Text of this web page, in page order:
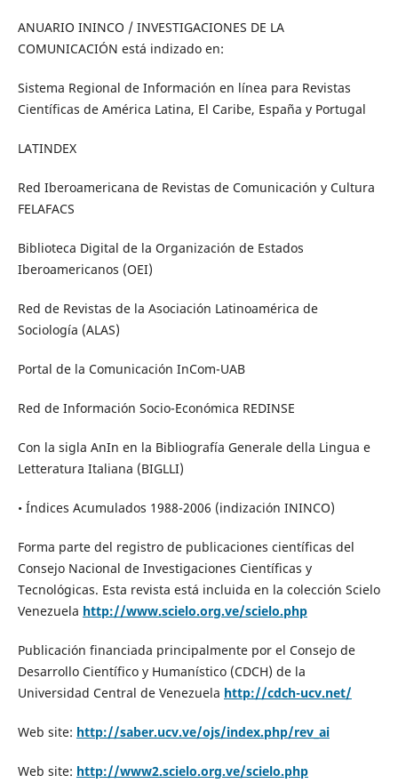
ANUARIO ININCO / INVESTIGACIONES DE LA
COMUNICACIÓN está indizado en:
Sistema Regional de Información en línea para Revistas
Científicas de América Latina, El Caribe, España y Portugal
LATINDEX
Red Iberoamericana de Revistas de Comunicación y Cultura
FELAFACS
Biblioteca Digital de la Organización de Estados
Iberoamericanos (OEI)
Red de Revistas de la Asociación Latinoamérica de
Sociología (ALAS)
Portal de la Comunicación InCom-UAB
Red de Información Socio-Económica REDINSE
Con la sigla AnIn en la Bibliografía Generale della Lingua e
Letteratura Italiana (BIGLLI)
• Índices Acumulados 1988-2006 (indización ININCO)
Forma parte del registro de publicaciones científicas del
Consejo Nacional de Investigaciones Científicas y
Tecnológicas. Esta revista está incluida en la colección Scielo
Venezuela http://www.scielo.org.ve/scielo.php
Publicación financiada principalmente por el Consejo de
Desarrollo Científico y Humanístico (CDCH) de la
Universidad Central de Venezuela http://cdch-ucv.net/
Web site: http://saber.ucv.ve/ojs/index.php/rev_ai
Web site: http://www2.scielo.org.ve/scielo.php